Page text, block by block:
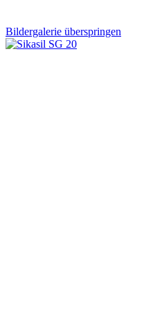
Bildergalerie überspringen